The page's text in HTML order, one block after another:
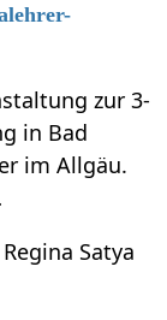
zur 3-
in Bad
im Allgäu.
Satya